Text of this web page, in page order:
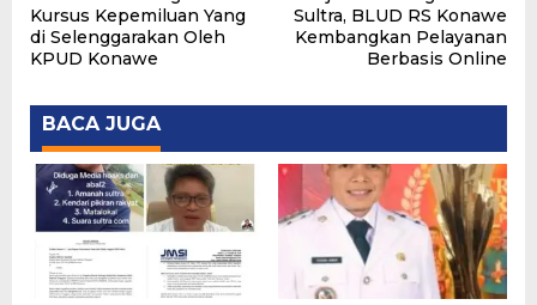
pos
Kursus Kepemiluan Yang
di Selenggarakan Oleh
KPUD Konawe
Sultra, BLUD RS Konawe
Kembangkan Pelayanan
Berbasis Online
BACA JUGA